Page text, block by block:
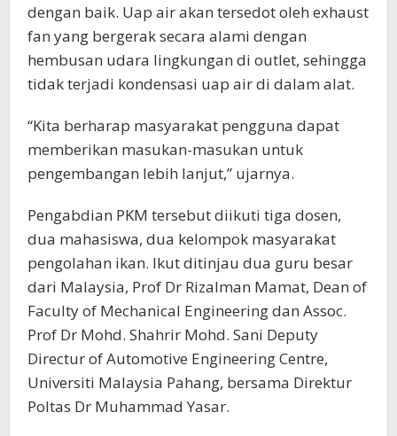
dengan baik. Uap air akan tersedot oleh exhaust
fan yang bergerak secara alami dengan
hembusan udara lingkungan di outlet, sehingga
tidak terjadi kondensasi uap air di dalam alat.
“Kita berharap masyarakat pengguna dapat
memberikan masukan-masukan untuk
pengembangan lebih lanjut,” ujarnya.
Pengabdian PKM tersebut diikuti tiga dosen,
dua mahasiswa, dua kelompok masyarakat
pengolahan ikan. Ikut ditinjau dua guru besar
dari Malaysia, Prof Dr Rizalman Mamat, Dean of
Faculty of Mechanical Engineering dan Assoc.
Prof Dr Mohd. Shahrir Mohd. Sani Deputy
Directur of Automotive Engineering Centre,
Universiti Malaysia Pahang, bersama Direktur
Poltas Dr Muhammad Yasar.